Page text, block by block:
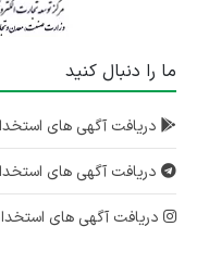
ما را دنبال کنید
دریافت آگهی های
دریافت آگهی های
دریافت آگهی های